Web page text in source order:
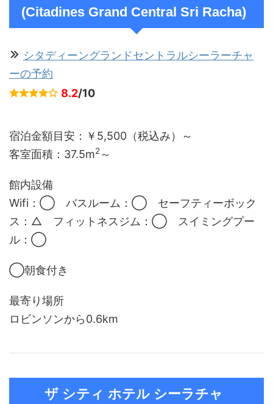
(Citadines Grand Central Sri Racha)
シタディーングランドセントラルシーラーチャ
ーの予約
8.2/10
宿泊金額目安：￥5,500（税込み）～
客室面積： 37.5m2～
館内設備
Wifi：◯ バスルーム：◯ セーフティーボック
ス：△ フィットネスジム：◯ スイミングプー
ル：◯
◯朝食付き
最寄り場所
ロビンソンから0.6km
ザ シティ ホテル シーラチャ